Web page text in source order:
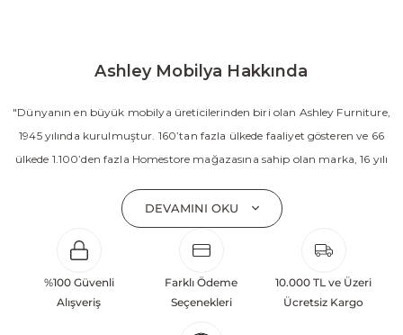
Ashley Mobilya Hakkında
"Dünyanın en büyük mobilya üreticilerinden biri olan Ashley Furniture,
1945 yılında kurulmuştur. 160’tan fazla ülkede faaliyet gösteren ve 66
ülkede 1.100’den fazla Homestore mağazasına sahip olan marka, 16 yılı
yatak odası, oturma odası, yemek odası, home ofis ve ev dekorasyon
aksesuarları dahil olmak üzere 20’den fazla ürün kategorisinde geniş bir
koleksiyon sunmaktadır. Sabit ve hareketli koltuklar, yataklar, bahçe
mobilyaları ve demonte ürün grupları ile ürün yelpazesini sürekli
geliştiren Ashley, güçlü ve verimli global altyapısı sayesinde dünya
DEVAMINI OKU
%100 Güvenli
Alışveriş
Farklı Ödeme
Seçenekleri
10.000 TL ve Üzeri
Ücretsiz Kargo